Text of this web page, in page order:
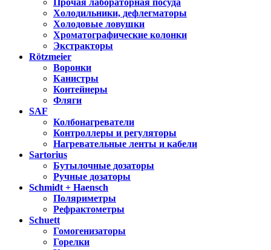
Прочая лабораторная посуда
Холодильники, дефлегматоры
Холодовые ловушки
Хроматографические колонки
Экстракторы
Rötzmeier
Воронки
Канистры
Контейнеры
Фляги
SAF
Колбонагреватели
Контроллеры и регуляторы
Нагревательные ленты и кабели
Sartorius
Бутылочные дозаторы
Ручные дозаторы
Schmidt + Haensch
Поляриметры
Рефрактометры
Schuett
Гомогенизаторы
Горелки